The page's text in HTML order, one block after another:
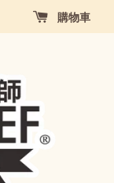
購物車